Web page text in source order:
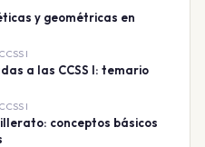
y geométricas en
I
a las CCSS I: temario
I
conceptos básicos